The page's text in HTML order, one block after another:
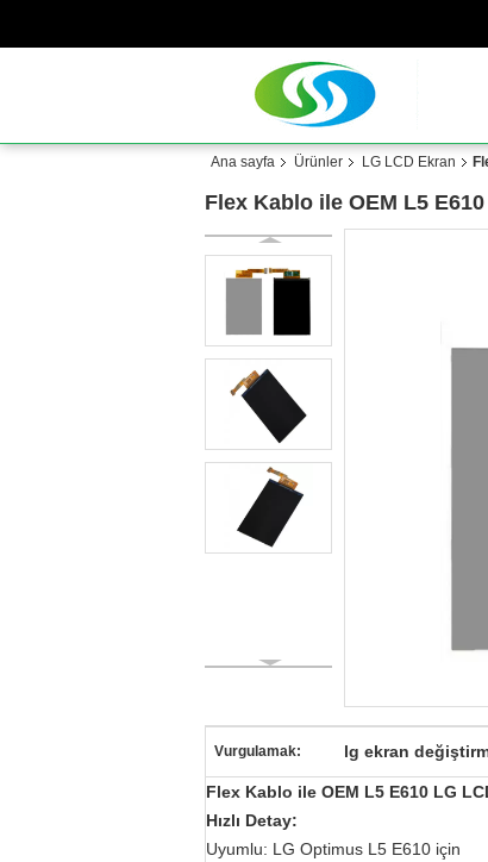
Ana sayfa Ürünler LG LCD Ekran
Flex Kablo ile OEM L5
Vurgulamak: lg ekran
Flex Kablo ile OEM L5 E610 LG
Hızlı Detay:
Uyumlu: LG Optimus L5 E610 için